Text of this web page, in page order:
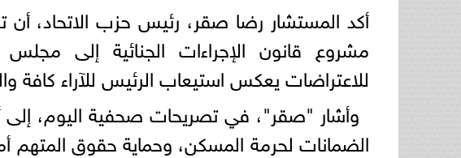
أكد المستشار رضا صقر، رئيس حزب الاتحاد، أن
مشروع قانون الإجراءات الجنائية إلى
للاعتراضات يعكس استيعاب الرئيس للآراء كافة
وأشار "صقر"، في تصريحات صحفية اليوم، إلى
الضمانات لحرمة المسكن، وحماية حقوق المتهم